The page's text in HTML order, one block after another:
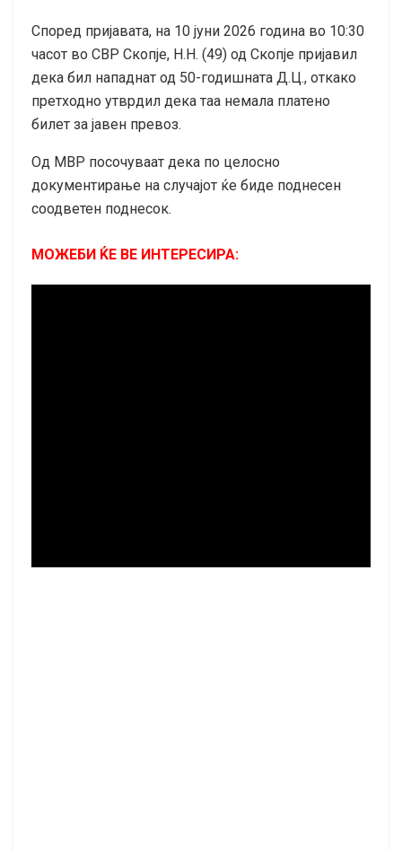
Според пријавата, на 10 јуни 2026 година во 10:30
часот во СВР Скопје, Н.Н. (49) од Скопје пријавил
дека бил нападнат од 50-годишната Д.Ц., откако
претходно утврдил дека таа немала платено
билет за јавен превоз.
Од МВР посочуваат дека по целосно
документирање на случајот ќе биде поднесен
соодветен поднесок.
МОЖЕБИ ЌЕ ВЕ ИНТЕРЕСИРА: